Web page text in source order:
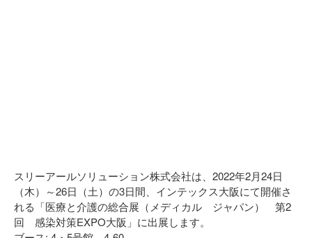
スリーアールソリューション株式会社は、2022年2月24日
（木）～26日（土）の3日間、インテックス大阪にて開催さ
れる「医療と介護の総合展（メディカル ジャパン） 第2
回 感染対策EXPO大阪」に出展します。